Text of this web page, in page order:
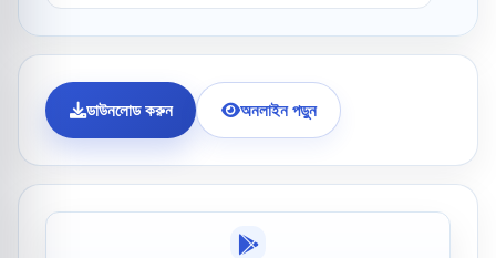
ডাউনলোড করুন অনলাইন পড়ুন